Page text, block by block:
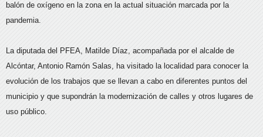
balón de oxígeno en la zona en la actual situación marcada por la
pandemia.
La diputada del PFEA, Matilde Díaz, acompañada por el alcalde de
Alcóntar, Antonio Ramón Salas, ha visitado la localidad para conocer la
evolución de los trabajos que se llevan a cabo en diferentes puntos del
municipio y que supondrán la modernización de calles y otros lugares de
uso público.